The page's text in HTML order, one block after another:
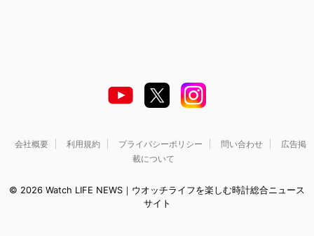
会社概要 利用規約 プライバシーポリシー 問い合わせ
広告掲
載について
© 2026 Watch LIFE NEWS｜ウオッチライフを楽しむ時計総合ニュース
サイト